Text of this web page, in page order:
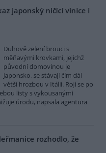
japonský ničící vinice i
Duhově zelení brouci s
měňavými krovkami, jejichž
původní domovinou je
Japonsko, se stávají čím dál
větší hrozbou v Itálii. Rojí se po
listy s vykousanými
úrodu, napsala agentura
rozhodlo, že